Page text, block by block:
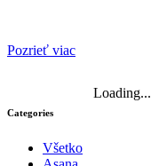
Pozrieť viac
Categories
Všetko
Loading...